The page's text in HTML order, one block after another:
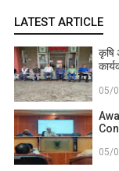
LATEST ARTICLE
कृषि
05/
05/